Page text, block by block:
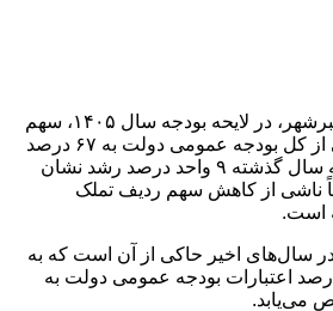
به گزارش پایگاه خبری خبرشهر، در لایحه بودجه سال ۱۴۰۵، سهم
بودجه دستگاه‌های اجرایی از کل بودجه عمومی دولت به ۶۷ درصد
افزایش یافته که نسبت به سال گذشته ۹ واحد درصد رشد نشان
ناشی از کاهش سهم ردیف تملک
است.
سال‌های اخیر حاکی از آن است که به
معمول بیش از ۷۰ درصد اعتبارات بودجه عمومی دولت به
می‌یابد.